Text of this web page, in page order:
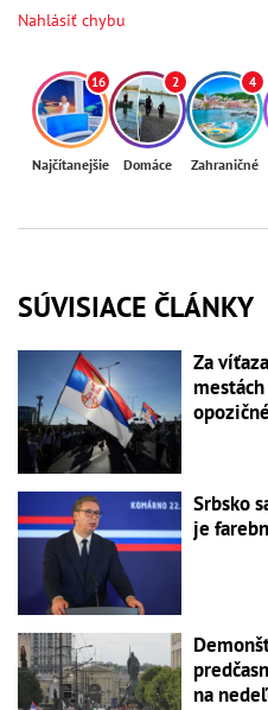
Nahlásiť chybu
16
Najčítanejšie
2
Domáce
4
Zahraničné
SÚVISIACE ČLÁNKY
Za
Srbsko
je
na